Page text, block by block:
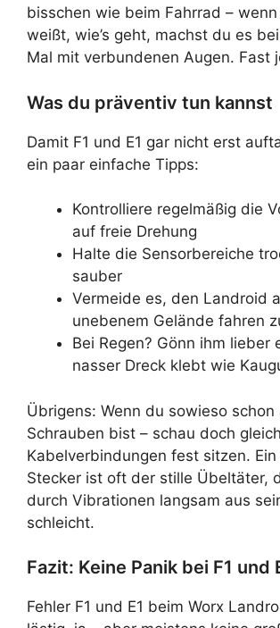
bisschen wie beim Fahrrad –
weißt, wie’s geht, machst du es
Mal mit verbundenen Augen. Fast
Was du präventiv tun kannst
Damit F1 und E1 gar nicht erst
ein paar einfache Tipps:
Kontrolliere regelmäßig die
auf freie Drehung
Halte die Sensorbereiche
sauber
Vermeide es, den Landroid
unebenem Gelände fahren
Bei Regen? Gönn ihm lieber
nasser Dreck klebt wie
Übrigens: Wenn du sowieso schon
Schrauben bist – schau doch
Kabelverbindungen fest sitzen. Ein
Stecker ist oft der stille Übeltäter,
durch Vibrationen langsam aus
schleicht.
Fazit: Keine Panik bei F1 und
Fehler F1 und E1 beim Worx